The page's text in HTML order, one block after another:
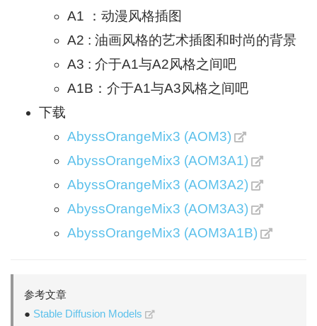
A1 ：动漫风格插图
A2 : 油画风格的艺术插图和时尚的背景
A3 : 介于A1与A2风格之间吧
A1B：介于A1与A3风格之间吧
下载
AbyssOrangeMix3 (AOM3)
AbyssOrangeMix3 (AOM3A1)
AbyssOrangeMix3 (AOM3A2)
AbyssOrangeMix3 (AOM3A3)
AbyssOrangeMix3 (AOM3A1B)
参考文章
● Stable Diffusion Models